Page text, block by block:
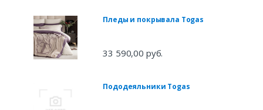
Пледы и покрывала Togas
33 590,00 руб.
Пододеяльники Togas